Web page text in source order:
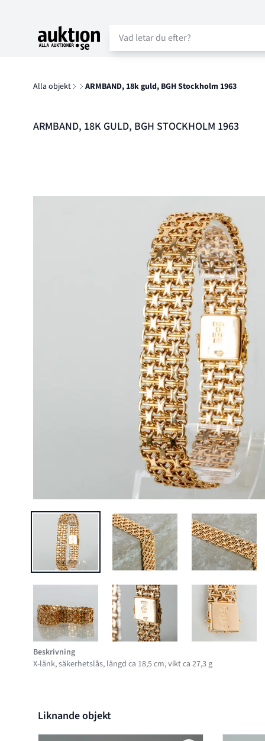
Auktion.se
Alla objekt ARMBAND, 18k guld, BGH Stockholm 1963
ARMBAND, 18K GULD, BGH STOCKHOLM 1963
BILD 1 AV ARMBAND, 18K GULD, BGH STOCKHOLM 1963
BILD 2 AV ARMBAND, 18K GULD,
BILD 3 AV
BILD 5 AV ARMBAND, 18K GULD, BGH STOCKHOLM 1963
BILD 6 AV ARMBAND, 18K GULD,
BILD 7 AV
Beskrivning
X-länk, säkerhetslås, längd ca 18,5 cm, vikt ca 27,3 g
Liknande objekt